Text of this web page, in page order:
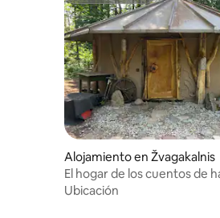
Alojamiento en Žvagakalnis
El hogar de los cuentos de
Ubicación